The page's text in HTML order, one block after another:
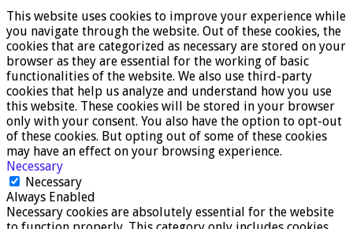
This website uses cookies to improve your experience while
you navigate through the website. Out of these cookies, the
cookies that are categorized as necessary are stored on your
browser as they are essential for the working of basic
functionalities of the website. We also use third-party
cookies that help us analyze and understand how you use
this website. These cookies will be stored in your browser
only with your consent. You also have the option to opt-out
of these cookies. But opting out of some of these cookies
may have an effect on your browsing experience.
Necessary
Necessary
Always Enabled
Necessary cookies are absolutely essential for the website